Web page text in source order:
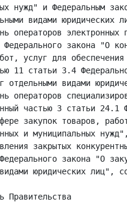
нужд" и Федеральным
видами юридических
операторов электронных
закона "О
услуг для обеспечения
11 статьи 3.4
отдельными видами
операторов
частью 3 статьи 24.1
закупок товаров,
и муниципальных
закрытых
закона "О
юридических лиц",
Правительства